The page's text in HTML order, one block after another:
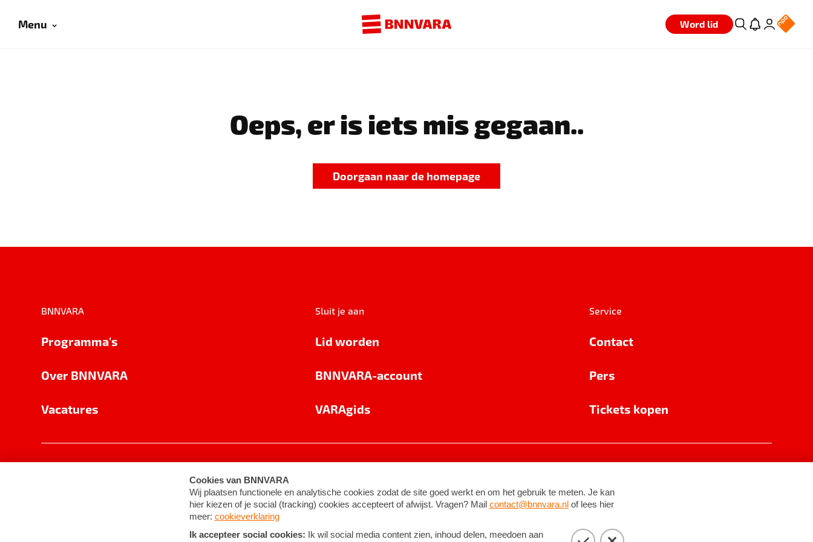
Menu Word lid
Oeps, er is iets mis gegaan..
Doorgaan naar de homepage
BNNVARA
Programma's
Over BNNVARA
Vacatures
Sluit je aan
Lid worden
BNNVARA-account
VARAgids
Service
Contact
Pers
Tickets kopen
Cookie-instellingen Algemene voorwaarden ©2026BNNVARA